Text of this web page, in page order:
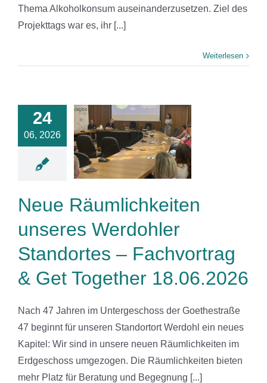
Thema Alkoholkonsum auseinanderzusetzen. Ziel des
Projekttags war es, ihr [...]
Weiterlesen
24
06, 2026
–
&
Neue Räumlichkeiten
unseres Werdohler
Standortes – Fachvortrag
& Get Together 18.06.2026
Nach 47 Jahren im Untergeschoss der Goethestraße
47 beginnt für unseren Standortort Werdohl ein neues
Kapitel: Wir sind in unsere neuen Räumlichkeiten im
Erdgeschoss umgezogen. Die Räumlichkeiten bieten
mehr Platz für Beratung und Begegnung [...]